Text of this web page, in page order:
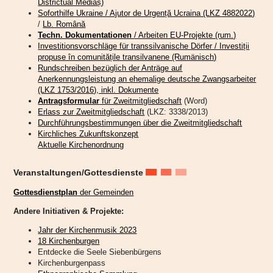
Engel eine wichtige Rolle spielen. Ungefähr 300 Mal finden sie in der Heiligen
Schrift Erwähnung, wie Pfarrer Welther zu berichten wusste. Für den
Abschluss des gut besuchten Gottesdienstes hatte die Engelsprojektgruppe
noch ein Lied – natürlich zu den Engeln – einstudiert. Um die musikalische
Umrahmung kümmerte sich Theo Halmen.
In einer weiteren feierlichen Zeremonie im Gemeindehaus, gefolgt von
Mittagessen und Hanklich, zu der alle Hetzeldorfer eingeladen waren,
bedankten sich die beiden Initiatorinnen Katharina Schmidt und Renate
Heilmann bei allen, die an diesem Projekt der Kirche mit Engelsgeflüster
mitgewirkt haben.
Hans Koeniges
Wo Musik Heimat hörbar macht: Ein
außergewöhnlicher
Bläsergottesdienst und eine
besondere Begegnung in
Petersberg
Districtual Mediaș)
Soforthilfe Ukraine / Ajutor de Urgență Ucraina (LKZ 4882022)
/ Lb. Română
Techn. Dokumentationen/ Arbeiten EU-Projekte (rum.)
Investitionsvorschläge für transsilvanische Dörfer / Investiții
propuse în comunitățile transilvanene (Rumänisch)
Rundschreiben bezüglich der Anträge auf
Anerkennungsleistung an ehemalige deutsche Zwangsarbeiter
(LKZ 1753/2016), inkl. Dokumente
Antragsformular für Zweitmitgliedschaft (Word)
Erlass zur Zweitmitgliedschaft (LKZ: 3338/2013)
Durchführungsbestimmungen über die Zweitmitgliedschaft
Kirchliches Zukunftskonzept
Aktuelle Kirchenordnung
Veranstaltungen/Gottesdienste
Gottesdienstplan der Gemeinden
Andere Initiativen & Projekte:
Jahr der Kirchenmusik 2023
18 Kirchenburgen
Entdecke die Seele Siebenbürgens
Kirchenburgenpass